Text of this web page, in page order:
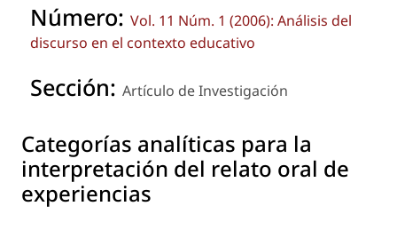
Número: Vol. 11 Núm. 1 (2006): Análisis del
discurso en el contexto educativo
Sección: Artículo de Investigación
Categorías analíticas para la
interpretación del relato oral de
experiencias